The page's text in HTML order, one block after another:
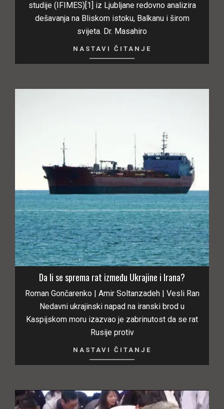
studije (IFIMES)[1] iz Ljubljane redovno analizira
dešavanja na Bliskom istoku, Balkanu i širom
svijeta. Dr. Masahiro
NASTAVI ČITANJE
Da li se sprema rat između Ukrajine i Irana?
Roman Gončarenko | Amir Soltanzadeh | Vesli Ran
Nedavni ukrajinski napad na iranski brod u
Kaspijskom moru izazvao je zabrinutost da se rat
Rusije protiv
NASTAVI ČITANJE